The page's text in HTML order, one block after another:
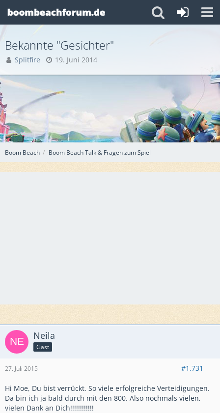
Boom Beach Boom Beach Talk & Fragen zum Spiel
Bekannte "Gesichter"
Splitfire 19. Juni 2014
Neila
Gast
27. Juli 2015 #1.731
Hi Moe, Du bist verrückt. So viele erfolgreiche Verteidigungen.
Da bin ich ja bald durch mit den 800. Also nochmals vielen,
vielen Dank an Dich!!!!!!!!!!!!